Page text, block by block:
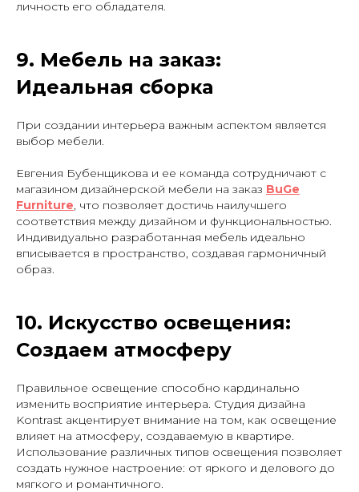
личность его обладателя.
9. Мебель на заказ:
Идеальная сборка
При создании интерьера важным аспектом является
выбор мебели.
Евгения Бубенщикова и ее команда сотрудничают с
магазином дизайнерской мебели на заказ BuGe
Furniture, что позволяет достичь наилучшего
соответствия между дизайном и функциональностью.
Индивидуально разработанная мебель идеально
вписывается в пространство, создавая гармоничный
образ.
10. Искусство освещения:
Создаем атмосферу
Правильное освещение способно кардинально
изменить восприятие интерьера. Студия дизайна
Kontrast акцентирует внимание на том, как освещение
влияет на атмосферу, создаваемую в квартире.
Использование различных типов освещения позволяет
создать нужное настроение: от яркого и делового до
мягкого и романтичного.